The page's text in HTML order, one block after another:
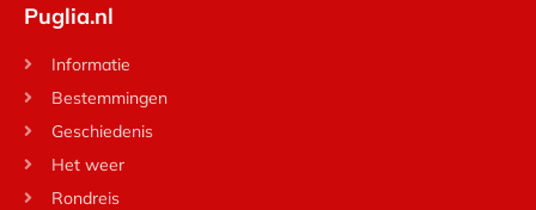
Puglia.nl
Informatie
Bestemmingen
Geschiedenis
Het weer
Rondreis